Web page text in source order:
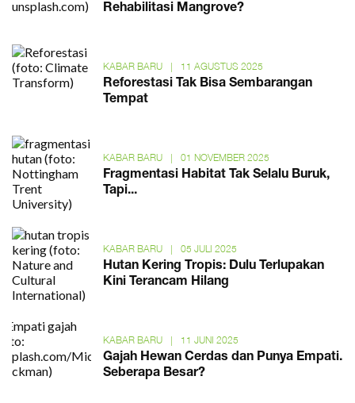
Rehabilitasi Mangrove?
KABAR BARU | 11 AGUSTUS 2025
Reforestasi Tak Bisa Sembarangan
Tempat
KABAR BARU | 01 NOVEMBER 2025
Fragmentasi Habitat Tak Selalu Buruk,
Tapi...
KABAR BARU | 05 JULI 2025
Hutan Kering Tropis: Dulu Terlupakan
Kini Terancam Hilang
KABAR BARU | 11 JUNI 2025
Gajah Hewan Cerdas dan Punya Empati.
Seberapa Besar?